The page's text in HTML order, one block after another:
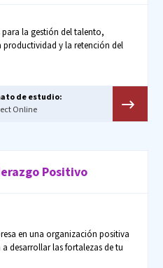
la gestión del talento,
y la retención del
de estudio:
Online
Positivo
en una organización positiva
desarrollar las fortalezas de tu